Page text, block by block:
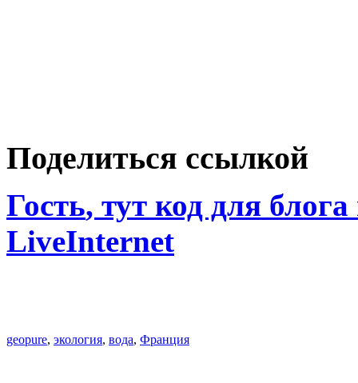
Поделиться ссылкой
Гость, тут код для
LiveInternet
geopure, экология, вода, Франция